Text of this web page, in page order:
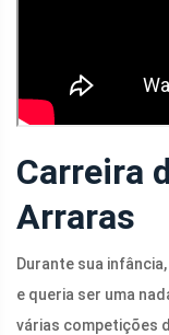
Carreira
Arraras
Durante sua
e queria ser uma
várias competições